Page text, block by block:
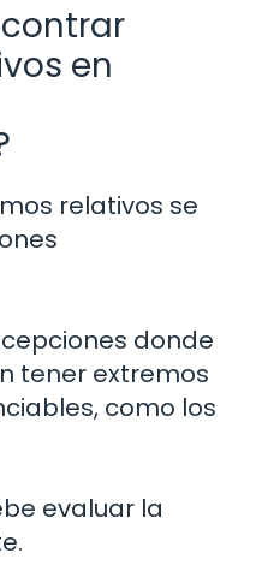
en
relativos se
donde
tener extremos
como los
evaluar la